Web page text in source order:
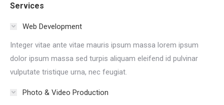
Services
Web Development
Integer vitae ante vitae mauris ipsum massa lorem ipsum
dolor ipsum massa sed turpis aliquam eleifend id pulvinar
vulputate tristique urna, nec feugiat.
Photo & Video Production